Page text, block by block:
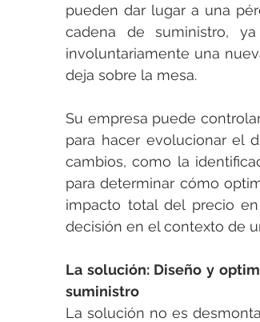
pueden dar lugar a una
cadena de suministro,
involuntariamente una
deja sobre la mesa.
Su empresa puede
para hacer evolucionar el
cambios, como la
para determinar cómo
impacto total del precio
decisión en el contexto de
La solución: Diseño y
suministro
La solución no es